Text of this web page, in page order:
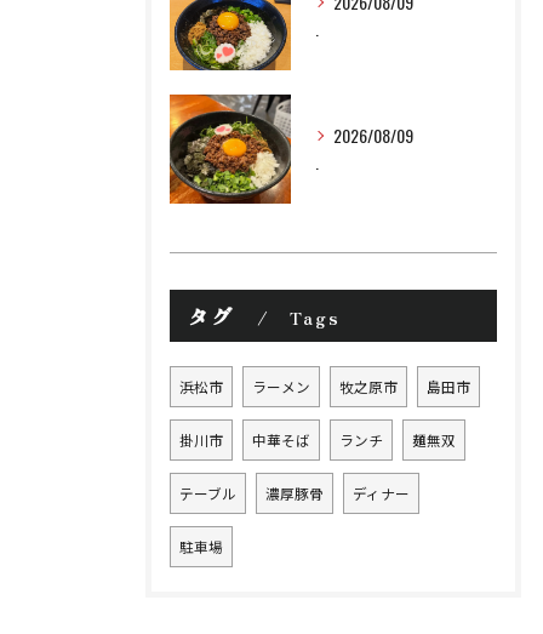
2026/08/09
タグ Tags
浜松市 ラーメン 牧之原市 島田市
掛川市 中華そば ランチ 麺無双
テーブル 濃厚豚骨 ディナー
駐車場